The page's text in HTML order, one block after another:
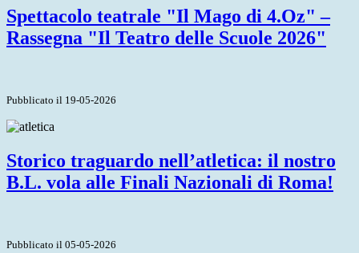
Spettacolo teatrale "Il Mago di 4.Oz" –
Rassegna "Il Teatro delle Scuole 2026"
Pubblicato il 19-05-2026
Storico traguardo nell’atletica: il nostro
B.L. vola alle Finali Nazionali di Roma!
Pubblicato il 05-05-2026